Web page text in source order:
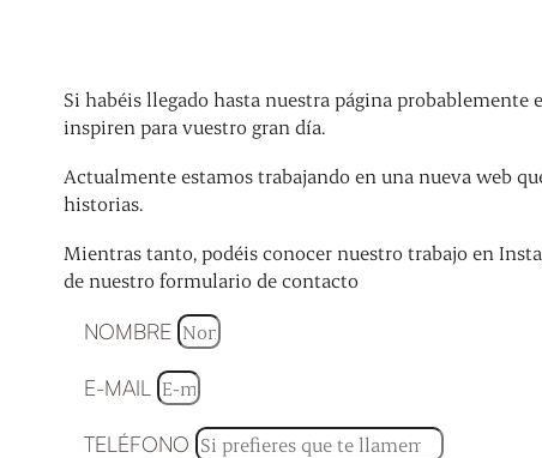
Si habéis llegado hasta nuestra página probablemente
inspiren para vuestro gran día.
Actualmente estamos trabajando en una nueva web
historias.
Mientras tanto, podéis conocer nuestro trabajo en
de nuestro formulario de contacto
NOMBRE
E-MAIL
TELÉFONO